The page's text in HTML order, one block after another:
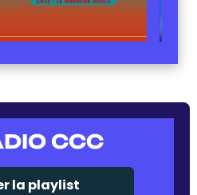
CCC
la playlist